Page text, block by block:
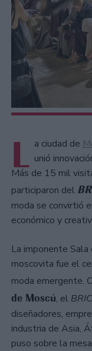
L a ciudad de
unió
Más de 15 mil
participaron del
moda se convirtió
económico y
La imponente
moscovita fue el
moda emergente.
de Moscú, el
diseñadores,
industria de Asia,
puso sobre la